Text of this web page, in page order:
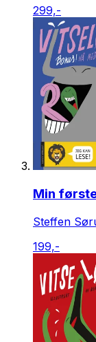
299,-
Min
Steffen
199,-